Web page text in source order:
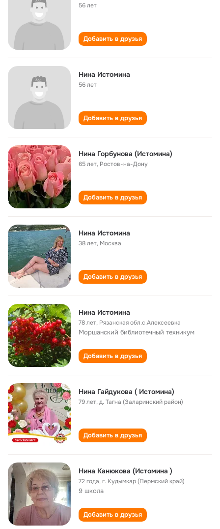
56 лет
Добавить в друзья
Нина Истомина
56 лет
Добавить в друзья
Нина Горбунова (Истомина)
65 лет, Ростов-на-Дону
Добавить в друзья
Нина Истомина
38 лет, Москва
Добавить в друзья
Нина Истомина
78 лет, Рязанская обл.с.Алексеевка
Моршанский библиотечный техникум
Добавить в друзья
Нина Гайдукова ( Истомина)
79 лет,д. Тагна (Заларинский район)
Добавить в друзья
Нина Канюкова (Истомина )
72 года,г. Кудымкар (Пермский край)
9 школа
Добавить в друзья